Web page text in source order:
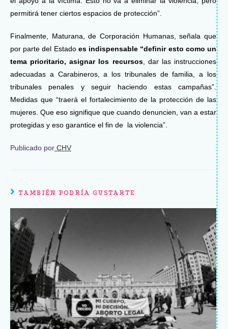
permitirá tener ciertos espacios de protección”.
Finalmente, Maturana, de Corporación Humanas, señala que
por parte del Estado es indispensable “definir esto como un
tema prioritario, asignar los recursos, dar las instrucciones
adecuadas a Carabineros, a los tribunales de familia, a los
tribunales penales y seguir haciendo estas campañas”.
Medidas que “traerá el fortalecimiento de la protección de las
mujeres. Que eso signifique que cuando denuncien, van a estar
protegidas y eso garantice el fin de la violencia”.
Publicado por CHV
TAMBIÉN PODRÍA GUSTARTE